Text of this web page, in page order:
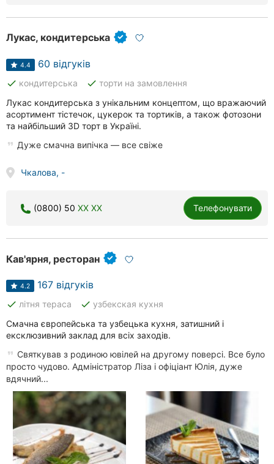
Лукас, кондитерська
4.4 60 відгуків
done кондитерська done торти на замовлення
Лукас кондитерська з унікальним концептом, що вражаючий
асортимент тістечок, цукерок та тортиків, а також фотозони
та найбільший 3D торт в Україні.
Дуже смачна випічка — все свіже
Чкалова, -
(0800) 50 XX XX Телефонувати
Кав'ярня, ресторан
4.2 167 відгуків
done літня тераса done узбекская кухня
Смачна європейська та узбецька кухня, затишний і
ексклюзивний заклад для всіх заходів.
Святкував з родиною ювілей на другому поверсі. Все було
просто чудово. Адміністратор Ліза і офіціант Юлія, дуже
вдячний...